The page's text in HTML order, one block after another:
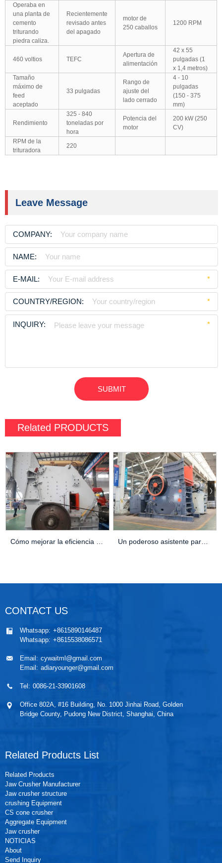
Operaba en
una planta de
cemento
triturando
piedra caliza.
Recientemente
revisado antes
del apagado
motor de
250 caballos
1200 RPM
460 voltios TEFC
Apertura de
alimentación
42 x 55
pulgadas (1
x 1,4 metros)
Tamaño
máximo de
feed
aceptado
33 pulgadas
Rango de
ajuste del
lado cerrado
4 - 10
pulgadas
(150 - 375
mm)
Rendimiento
325 - 840
toneladas por
hora
Potencia del
motor
200 kW (250
CV)
RPM de la
trituradora
220
Leave Message
COMPANY:
NAME:
E-MAIL: *
COUNTRY/REGION: *
INQUIRY: *
Related PRODUCTS
Un poderoso asistente para la minería – trituradora de mandíbulas C140
CONTACT US
Whatsapp: +8615890146487
Whatsapp: +8615538086571
Email: cywaitml@gmail.com
Email: adiaryounger@gmail.com
Tel: 0086-21-33901608
Office 802A, #16 Building, No. 1000 Jinhai Road, Golden
Bridge County, Pudong New District, Shanghai, China
Related Products List
Related Products
Jaw Crusher Manufacturer
Jaw crusher structure
crushing Equipment
CS cone crusher
Aggregate Equipment
Jaw crusher
NOTICIAS
About
Send Inquiry